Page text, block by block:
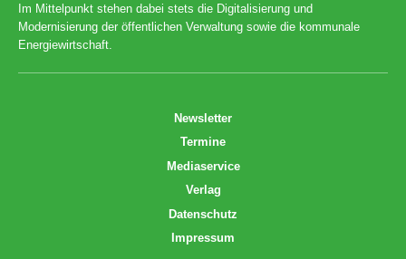
Im Mittelpunkt stehen dabei stets die Digitalisierung und
Modernisierung der öffentlichen Verwaltung sowie die kommunale
Energiewirtschaft.
Newsletter
Termine
Mediaservice
Verlag
Datenschutz
Impressum